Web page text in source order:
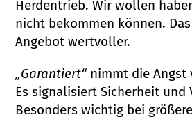
Herdentrieb. Wir wollen
nicht bekommen können.
Angebot wertvoller.
„Garantiert“ nimmt die Angst
Es signalisiert Sicherheit und
Besonders wichtig bei